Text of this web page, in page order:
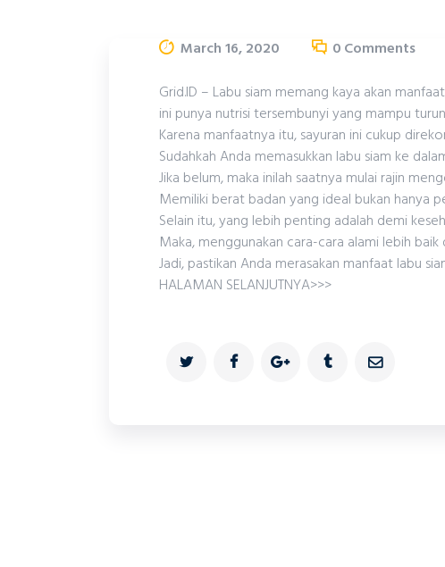
March 16, 2020 0Comments
Grid.ID – Labu siam memang kaya akan
ini punya nutrisi tersembunyi yang mampu
Karena manfaatnya itu, sayuran ini cukup
Sudahkah Anda memasukkan labu siam ke
Jika belum, maka inilah saatnya mulai rajin
Memiliki berat badan yang ideal bukan hanya
Selain itu, yang lebih penting adalah demi
Maka, menggunakan cara-cara alami lebih
Jadi, pastikan Anda merasakan manfaat labu
HALAMAN SELANJUTNYA>>>